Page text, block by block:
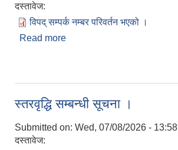
दस्तावेज:
विपद् सम्पर्क नम्बर परिवर्तन भएको ।
Read more
स्तरवृद्धि सम्बन्धी सूचना ।
Submitted on: Wed, 07/08/2026 - 13:58
दस्तावेज: